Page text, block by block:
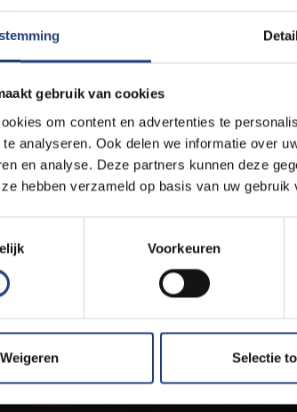
gebruik van cookies
om content en advertenties te
analyseren. Ook delen we informatie over
en analyse. Deze partners kunnen deze
hebben verzameld op basis van uw gebruik
Voorkeuren
Weigeren Selectie